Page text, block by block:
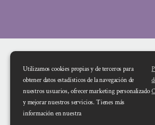
Financiado por la Unión Europea – NextGenerationEU.
Utilizamos cookies propias y de terceros para
obtener datos estadísticos de la navegación de
nuestros usuarios, ofrecer marketing personalizado
y mejorar nuestros servicios. Tienes más
información en nuestra